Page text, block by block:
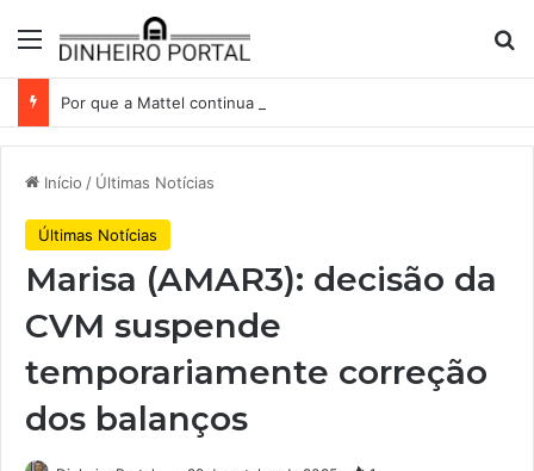
Menu
Início / Últimas Notícias
Últimas Notícias
Marisa (AMAR3): decisão da
CVM suspende
temporariamente correção
dos balanços